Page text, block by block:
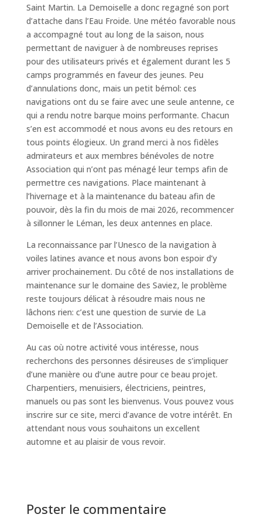
Saint Martin. La Demoiselle a donc regagné son port
d’attache dans l’Eau Froide. Une météo favorable nous
a accompagné tout au long de la saison, nous
permettant de naviguer à de nombreuses reprises
pour des utilisateurs privés et également durant les 5
camps programmés en faveur des jeunes. Peu
d’annulations donc, mais un petit bémol: ces
navigations ont du se faire avec une seule antenne, ce
qui a rendu notre barque moins performante. Chacun
s’en est accommodé et nous avons eu des retours en
tous points élogieux. Un grand merci à nos fidèles
admirateurs et aux membres bénévoles de notre
Association qui n’ont pas ménagé leur temps afin de
permettre ces navigations. Place maintenant à
l’hivernage et à la maintenance du bateau afin de
pouvoir, dès la fin du mois de mai 2026, recommencer
à sillonner le Léman, les deux antennes en place.
La reconnaissance par l’Unesco de la navigation à
voiles latines avance et nous avons bon espoir d’y
arriver prochainement. Du côté de nos installations de
maintenance sur le domaine des Saviez, le problème
reste toujours délicat à résoudre mais nous ne
lâchons rien: c’est une question de survie de La
Demoiselle et de l’Association.
Au cas où notre activité vous intéresse, nous
recherchons des personnes désireuses de s’impliquer
d’une manière ou d’une autre pour ce beau projet.
Charpentiers, menuisiers, électriciens, peintres,
manuels ou pas sont les bienvenus. Vous pouvez vous
inscrire sur ce site, merci d’avance de votre intérêt. En
attendant nous vous souhaitons un excellent
automne et au plaisir de vous revoir.
Poster le commentaire